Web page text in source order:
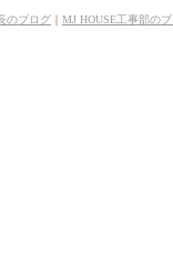
のブログ ｜ MJ HOUSE工事部の